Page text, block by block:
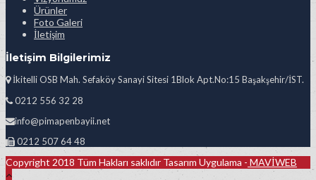
Ürünler
Foto Galeri
İletişim
İletişim Bilgilerimiz
İkitelli OSB Mah. Sefaköy Sanayi Sitesi 1Blok Apt.No:15 Başakşehir/İST.
0212 556 32 28
info@pimapenbayii.net
0212 507 64 48
Copyright 2018 Tüm Hakları saklıdır Tasarım Uygulama - MAVİWEB